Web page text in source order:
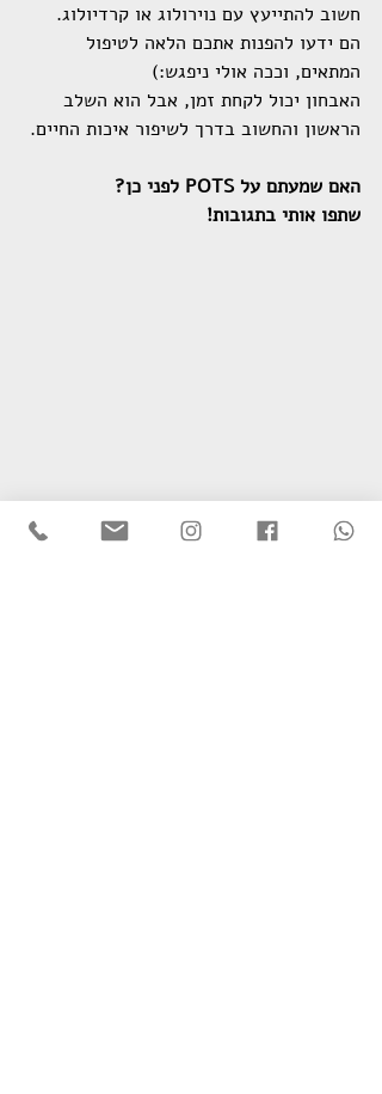
חשוב להתייעץ עם נוירולוג או קרדיולוג.
הם ידעו להפנות אתכם הלאה לטיפול
המתאים, וככה אולי ניפגש:)
האבחון יכול לקחת זמן, אבל הוא השלב
הראשון והחשוב בדרך לשיפור איכות החיים.
האם שמעתם על POTS לפני כן?
שתפו אותי בתגובות!